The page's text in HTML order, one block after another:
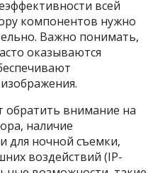
всей
компонентов нужно
Важно понимать,
оказываются
обратить внимание на
наличие
для ночной съемки,
воздействий (IP-